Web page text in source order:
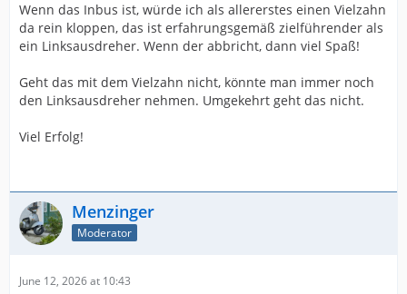
Wenn das Inbus ist, würde ich als allererstes einen Vielzahn
da rein kloppen, das ist erfahrungsgemäß zielführender als
ein Linksausdreher. Wenn der abbricht, dann viel Spaß!
Geht das mit dem Vielzahn nicht, könnte man immer noch
den Linksausdreher nehmen. Umgekehrt geht das nicht.
Viel Erfolg!
Menzinger
Moderator
June 12, 2026 at 10:43